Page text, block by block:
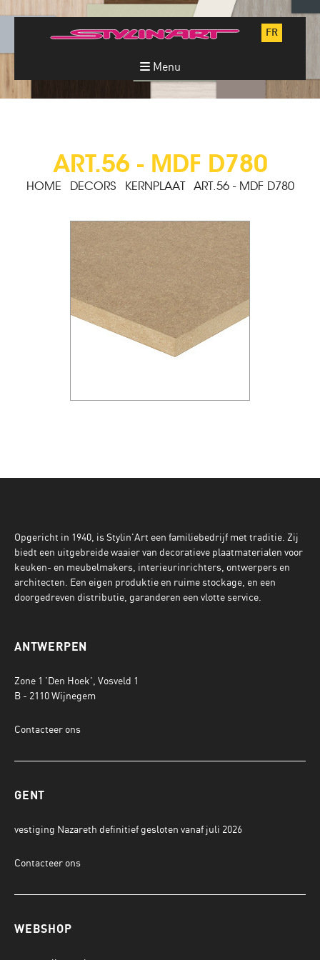
FR
Menu
ART.56 - MDF D780
HOME DECORS KERNPLAAT ART.56 - MDF D780
Opgericht in 1940, is Stylin'Art een familiebedrijf met traditie. Zij
biedt een uitgebreide waaier van decoratieve plaatmaterialen voor
keuken- en meubelmakers, interieurinrichters, ontwerpers en
architecten. Een eigen produktie en ruime stockage, en een
doorgedreven distributie, garanderen een vlotte service.
ANTWERPEN
Zone 1 'Den Hoek', Vosveld 1
B - 2110 Wijnegem
Contacteer ons
GENT
vestiging Nazareth definitief gesloten vanaf juli 2026
Contacteer ons
WEBSHOP